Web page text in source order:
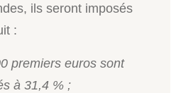
ils seront imposés
:
premiers euros sont
à 31,4 % ;